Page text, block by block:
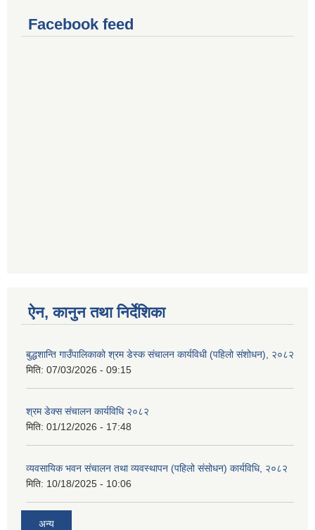
Facebook feed
ऐन, कानुन तथा निर्देशिका
बुद्धशान्ति गाउँपालिकाको श्रम डेस्क संचालन कार्यविधी (पहिलो संशोधन), २०८२
मिति: 07/03/2026 - 09:15
श्रम डेक्स संचालन कार्यविधि २०८२
मिति: 01/12/2026 - 17:48
व्यवसायिक भवन संचालन तथा व्यवस्थापन (पहिलो संसोधन) कार्यविधि, २०८२
मिति: 10/18/2025 - 10:06
अन्य